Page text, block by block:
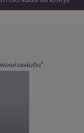
อแห่งแผ่นดิน"